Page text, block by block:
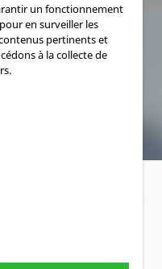
un fonctionnement
en surveiller les
pertinents et
à la collecte de